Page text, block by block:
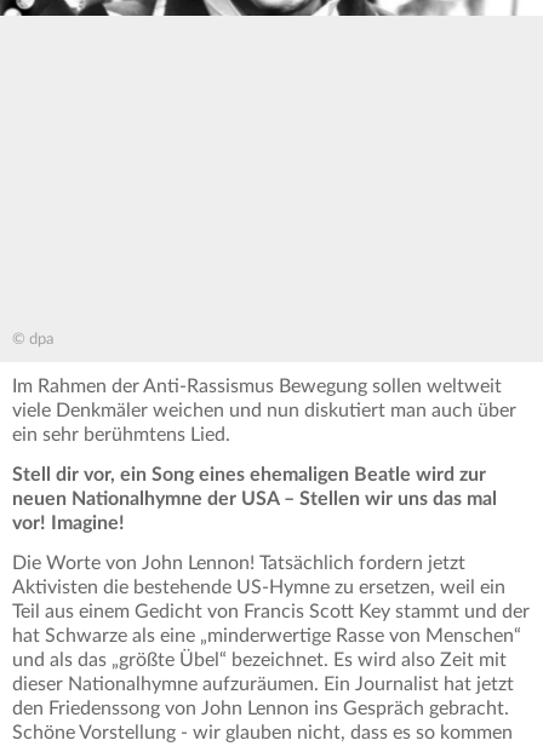
© dpa
Im Rahmen der Anti-Rassismus Bewegung sollen weltweit
viele Denkmäler weichen und nun diskutiert man auch über
ein sehr berühmtens Lied.
Stell dir vor, ein Song eines ehemaligen Beatle wird zur
neuen Nationalhymne der USA – Stellen wir uns das mal
vor! Imagine!
Die Worte von John Lennon! Tatsächlich fordern jetzt
Aktivisten die bestehende US-Hymne zu ersetzen, weil ein
Teil aus einem Gedicht von Francis Scott Key stammt und der
hat Schwarze als eine „minderwertige Rasse von Menschen“
und als das „größte Übel“ bezeichnet. Es wird also Zeit mit
dieser Nationalhymne aufzuräumen. Ein Journalist hat jetzt
den Friedenssong von John Lennon ins Gespräch gebracht.
Schöne Vorstellung - wir glauben nicht, dass es so kommen